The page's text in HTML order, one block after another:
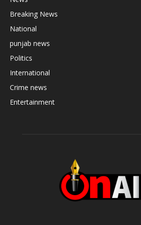
Breaking News
National
punjab news
Politics
International
Crime news
Entertainment